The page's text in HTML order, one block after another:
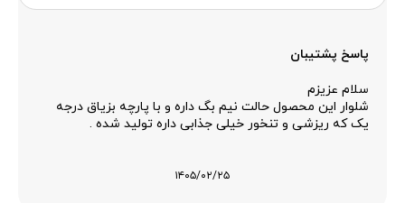
پاسخ پشتیبان
سلام عزیزم
شلوار این محصول حالت نیم بگ داره و با پارچه بزیاق درجه
یک که ریزشی و تنخور خیلی جذابی داره تولید شده .
۱۴۰۵/۰۲/۲۵